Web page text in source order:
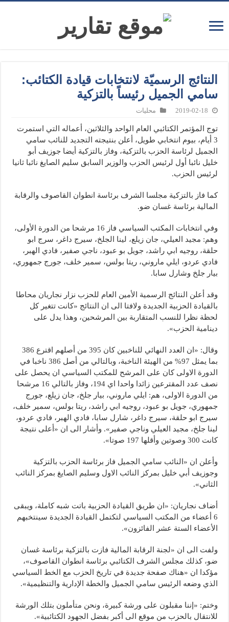
النتائج الرسميّة لانتخابات قيادة الكتائب:
سامي الجميل رئيساً بالتزكية
2019-02-18 محليات
توج المؤتمر الكتائبي العام الواحد والثلاثين، أعماله التي استمرت
3 أيام، بيوم انتخابي طويل، أعلن بنتيجته التجديد للنائب سامي
الجميل لرئاسة الحزب بالتزكية، وفاز بالتزكية أيضا جوزيف أبو
خليل نائبا أول لرئيس الحزب والوزير السابق سليم الصايغ نائبا ثانيا
لرئيس الحزب.
كما فاز بالتزكية مجلسا الشرف برئاسة انطوان القاصوف والرقابة
المالية برئاسة غسان ضو.
وفي انتخابات المكتب السياسي فاز 16 مرشحا من الدورة الأولى،
وهم: مجيد العيلي، جان زيلع، لينا الجلخ، سيرج داغر، سرج ابو
حلقة، روجيه ابي راشد، جويل بو عبود، ناجي صفير، فادي الهبر،
فادي عردو، ايلي ماروني، ريتا بولس، سمير خلف، جورج جمهوري،
بيار جلخ وشارل سابا.
وقد أعلن النتائج الرسمية الأمين العام للحزب نزار نجاريان محاطا
بالقيادة الحزبية الجديدة ولافتا الى ان النتائج «كانت تتغير كل
لحظة نظرا للنسب المتقاربة بين المرشحين، وهذا يدل على
دينامية الحزب».
وقال: «ان العدد النهائي للناخبين كان 395 من أصلهم اقترع 386
بما يمثل 97% من الهيئة الناخبة، وبالتالي من أصل 386 ناخبا في
الدورة الاولى كان على المرشح للمكتب السياسي ان يحصل على
نصف عدد المقترعين زائدا واحدا اي 194، وفاز بالتالي 16 مرشحا
من الدورة الاولى، هم: ايلي ماروني، بيار جلخ، جان زيلع، جورج
جمهوري، جويل بو عبود، روجيه ابي راشد، ريتا بولس، سمير خلف،
سيرج ابو حلقة، سيرج داغر، شارل سابا، فادي الهبر، فادي عردو،
لينا جلخ، مجيد العيلي وناجي صفير». وأشار الى ان «أعلى نتيجة
كانت 300 وصوتين وأقلها 197 صوتا».
وأعلن ان «النائب سامي الجميل فاز برئاسة الحزب بالتزكية
وجوزيف أبي خليل بمركز النائب الاول وسليم الصايغ بمركز النائب
الثاني».
أضاف نجاريان: «ان طريق القيادة الحزبية باتت شبه كاملة، ويبقى
6 أعضاء من المكتب السياسي لتكتمل القيادة الجديدة سينتخبهم
الأعضاء الستة عشر الفائزون».
ولفت الى ان «لجنة الرقابة المالية فازت بالتزكية برئاسة غسان
ضو، كذلك مجلس الشرف الكتائبي برئاسة انطوان القاصوف»،
مؤكدا ان «هناك صفحة جديدة في تاريخ الحزب مع الخط السياسي
الذي وضعه الرئيس سامي الجميل والخطة الإدارية والتنظيمية».
وختم: «إننا مقبلون على ورشة كبيرة، ونحن متأملون بتلك الورشة
للانتقال بالحزب من موقع الى أكبر بفضل الجهود الكتائبية».